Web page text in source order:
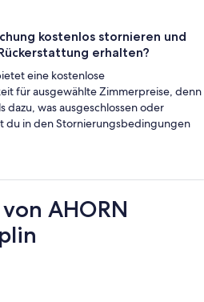
kostenlos stornieren und
erhalten?
eine kostenlose
für ausgewählte Zimmerpreise, denn
dazu, was ausgeschlossen oder
du in den Stornierungsbedingungen
AHORN